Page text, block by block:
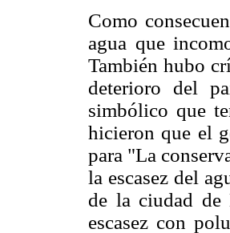
Como
agua que
También hubo
deterioro del
simbólico que
hicieron que el
para "La
la escasez del
de la ciudad de
escasez con